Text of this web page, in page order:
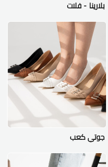
بلارينا - فلات
جوتي كعب